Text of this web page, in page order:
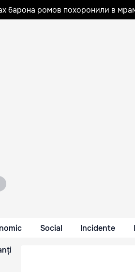
барона ромов похоронили в
Social Incidente